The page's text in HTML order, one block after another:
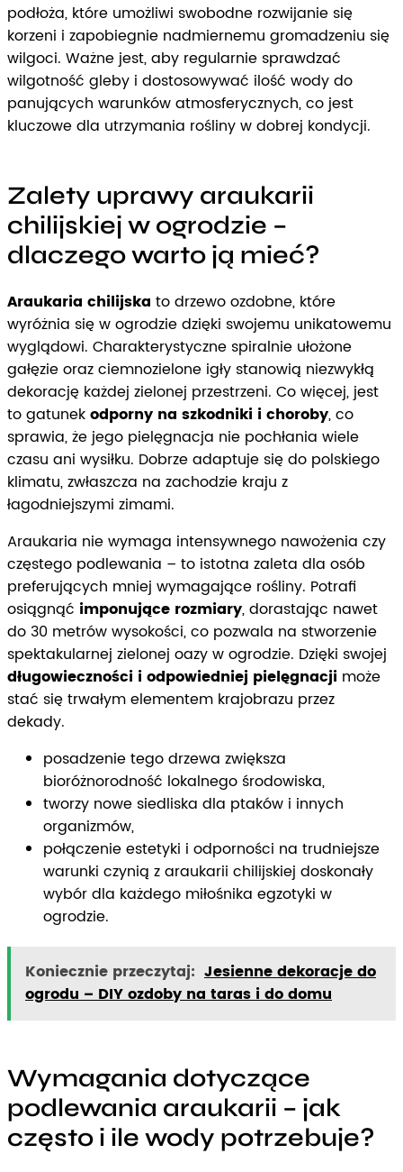
podłoża, które umożliwi swobodne rozwijanie się
korzeni i zapobiegnie nadmiernemu gromadzeniu się
wilgoci. Ważne jest, aby regularnie sprawdzać
wilgotność gleby i dostosowywać ilość wody do
panujących warunków atmosferycznych, co jest
kluczowe dla utrzymania rośliny w dobrej kondycji.
Zalety uprawy araukarii
chilijskiej w ogrodzie –
dlaczego warto ją mieć?
Araukaria chilijska to drzewo ozdobne, które
wyróżnia się w ogrodzie dzięki swojemu unikatowemu
wyglądowi. Charakterystyczne spiralnie ułożone
gałęzie oraz ciemnozielone igły stanowią niezwykłą
dekorację każdej zielonej przestrzeni. Co więcej, jest
to gatunekodporny na szkodniki i choroby, co
sprawia, że jego pielęgnacja nie pochłania wiele
czasu ani wysiłku. Dobrze adaptuje się do polskiego
klimatu, zwłaszcza na zachodzie kraju z
łagodniejszymi zimami.
Araukaria nie wymaga intensywnego nawożenia czy
częstego podlewania – to istotna zaleta dla osób
preferujących mniej wymagające rośliny. Potrafi
osiągnąć imponujące rozmiary, dorastając nawet
do 30 metrów wysokości, co pozwala na stworzenie
spektakularnej zielonej oazy w ogrodzie. Dzięki swojej
długowieczności i odpowiedniej pielęgnacji może
stać się trwałym elementem krajobrazu przez
dekady.
posadzenie tego drzewa zwiększa
bioróżnorodność lokalnego środowiska,
tworzy nowe siedliska dla ptaków i innych
organizmów,
połączenie estetyki i odporności na trudniejsze
warunki czynią z araukarii chilijskiej doskonały
wybór dla każdego miłośnika egzotyki w
ogrodzie.
Koniecznie przeczytaj: Jesienne dekoracje do
ogrodu – DIY ozdoby na taras i do domu
Wymagania dotyczące
podlewania araukarii – jak
często i ile wody potrzebuje?